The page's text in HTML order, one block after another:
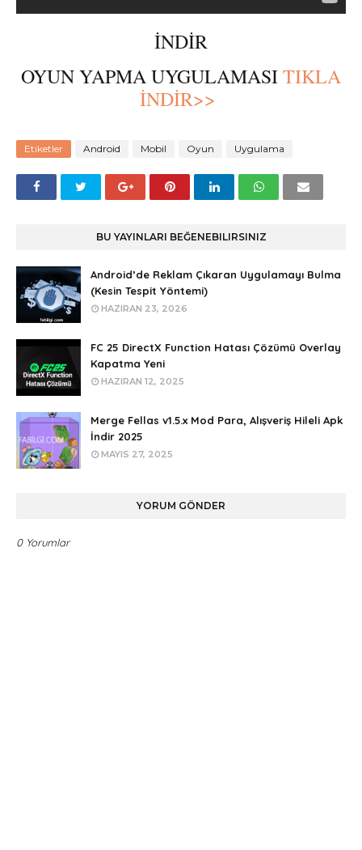
İNDİR
OYUN YAPMA UYGULAMASITIKLA
İNDİR>>
Etiketler Android Mobil Oyun Uygulama
BU YAYINLARI BEĞENEBILIRSINIZ
Android’de Reklam Çıkaran Uygulamayı Bulma
(Kesin Tespit Yöntemi)
HAZIRAN 23, 2026
FC 25 DirectX Function Hatası Çözümü Overlay
Kapatma Yeni
HAZIRAN 12, 2025
Merge Fellas v1.5.x Mod Para, Alışveriş Hileli Apk
İndir 2025
MAYIS 27, 2025
YORUM GÖNDER
0 Yorumlar